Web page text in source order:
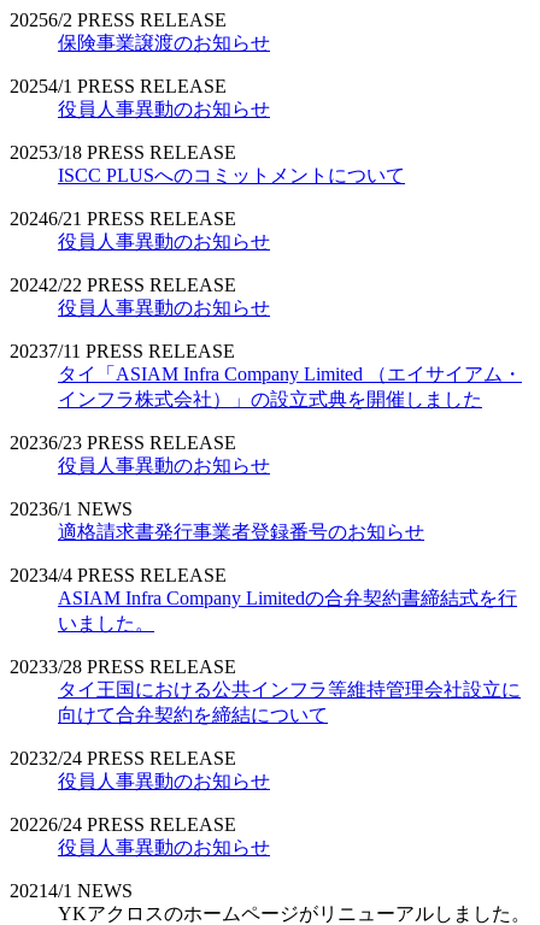
20256/2 PRESS RELEASE
保険事業譲渡のお知らせ
20254/1 PRESS RELEASE
役員人事異動のお知らせ
20253/18 PRESS RELEASE
ISCC PLUSへのコミットメントについて
20246/21 PRESS RELEASE
役員人事異動のお知らせ
20242/22 PRESS RELEASE
役員人事異動のお知らせ
20237/11 PRESS RELEASE
タイ「ASIAM Infra Company Limited （エイサイアム・
インフラ株式会社）」の設立式典を開催しました
20236/23 PRESS RELEASE
役員人事異動のお知らせ
20236/1 NEWS
適格請求書発行事業者登録番号のお知らせ
20234/4 PRESS RELEASE
ASIAM Infra Company Limitedの合弁契約書締結式を行
いました。
20233/28 PRESS RELEASE
タイ王国における公共インフラ等維持管理会社設立に
向けて合弁契約を締結について
20232/24 PRESS RELEASE
役員人事異動のお知らせ
20226/24 PRESS RELEASE
役員人事異動のお知らせ
20214/1 NEWS
YKアクロスのホームページがリニューアルしました。